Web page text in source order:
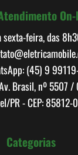
sexta-feira, das
(45) 9
Brasil, nº 5507 /
PR - CEP: 85812-
Categorias